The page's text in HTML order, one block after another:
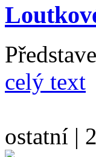
celý text
ostatní |